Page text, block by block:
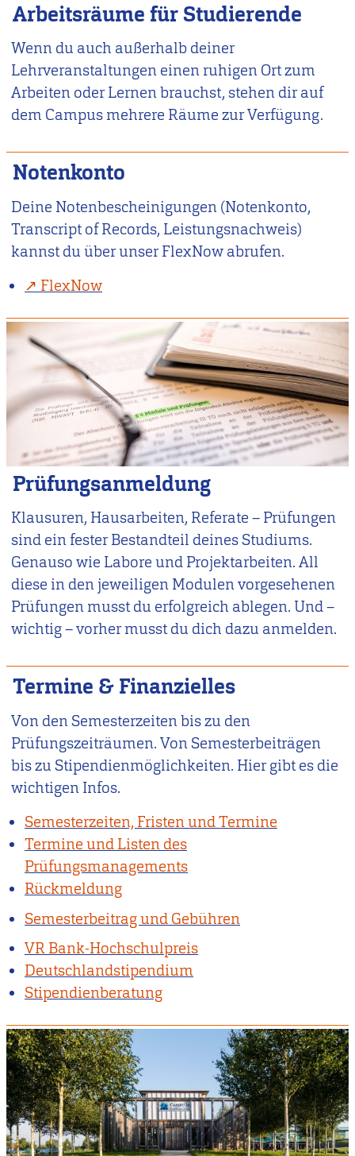
Arbeitsräume für Studierende
Wenn du auch außerhalb deiner
Lehrveranstaltungen einen ruhigen Ort zum
Arbeiten oder Lernen brauchst, stehen dir auf
dem Campus mehrere Räume zur Verfügung.
Notenkonto
Deine Notenbescheinigungen (Notenkonto,
Transcript of Records, Leistungsnachweis)
kannst du über unser FlexNow abrufen.
FlexNow
Prüfungsanmeldung
Klausuren, Hausarbeiten, Referate – Prüfungen
sind ein fester Bestandteil deines Studiums.
Genauso wie Labore und Projektarbeiten. All
diese in den jeweiligen Modulen vorgesehenen
Prüfungen musst du erfolgreich ablegen. Und –
wichtig – vorher musst du dich dazu anmelden.
Termine & Finanzielles
Von den Semesterzeiten bis zu den
Prüfungszeiträumen. Von Semesterbeiträgen
bis zu Stipendienmöglichkeiten. Hier gibt es die
wichtigen Infos.
Semesterzeiten, Fristen und Termine
Termine und Listen des
Prüfungsmanagements
Rückmeldung
Semesterbeitrag und Gebühren
VR Bank-Hochschulpreis
Deutschlandstipendium
Stipendienberatung